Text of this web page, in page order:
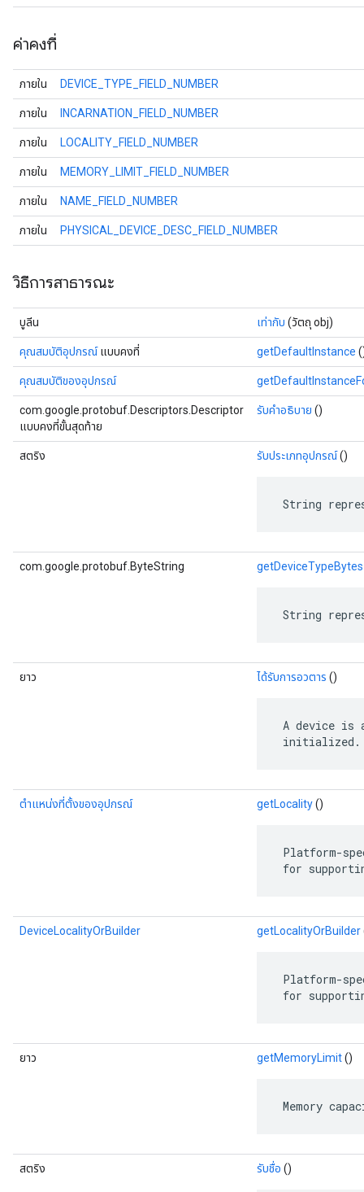
ค่าคงที่
ภายใน DEVICE_TYPE_FIELD_NUMBER
ภายใน INCARNATION_FIELD_NUMBER
ภายใน LOCALITY_FIELD_NUMBER
ภายใน MEMORY_LIMIT_FIELD_NUMBER
ภายใน NAME_FIELD_NUMBER
ภายใน PHYSICAL_DEVICE_DESC_FIELD_NUMBER
วิธีการสาธารณะ
บูลีน เท่ากับ (วัตถุ obj)
คุณสมบัติอุปกรณ์แบบคงที่ getDefaultInstance
คุณสมบัติของอุปกรณ์
com.google.protobuf.Descriptors.Descriptor
แบบคงที่ขั้นสุดท้าย
รับคำอธิบาย ()
สตริง รับประเภทอุปกรณ์()
String
com.google.protobuf.ByteString getDeviceTypeBytes
String
ยาว ได้รับการอวตาร ()
A device is
initialized.
ตำแหน่งที่ตั้งของอุปกรณ์ getLocality()
Platform-
for
DeviceLocalityOrBuilder getLocalityOrBuilder
Platform-
for
ยาว getMemoryLimit()
Memory
สตริง รับชื่อ ()